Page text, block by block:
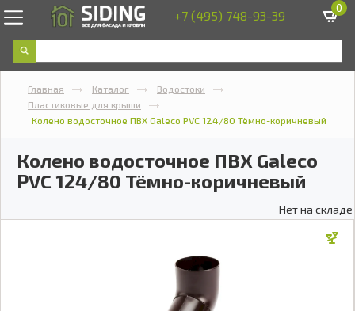
+7 (495) 748-93-39 0
Главная Каталог
Водостоки
Пластиковые для крыши
Колено водосточное ПВХ Galeco PVC 124/80 Тёмно-коричневый
Колено водосточное ПВХ Galeco
PVC 124/80 Тёмно-коричневый
Нет на складе